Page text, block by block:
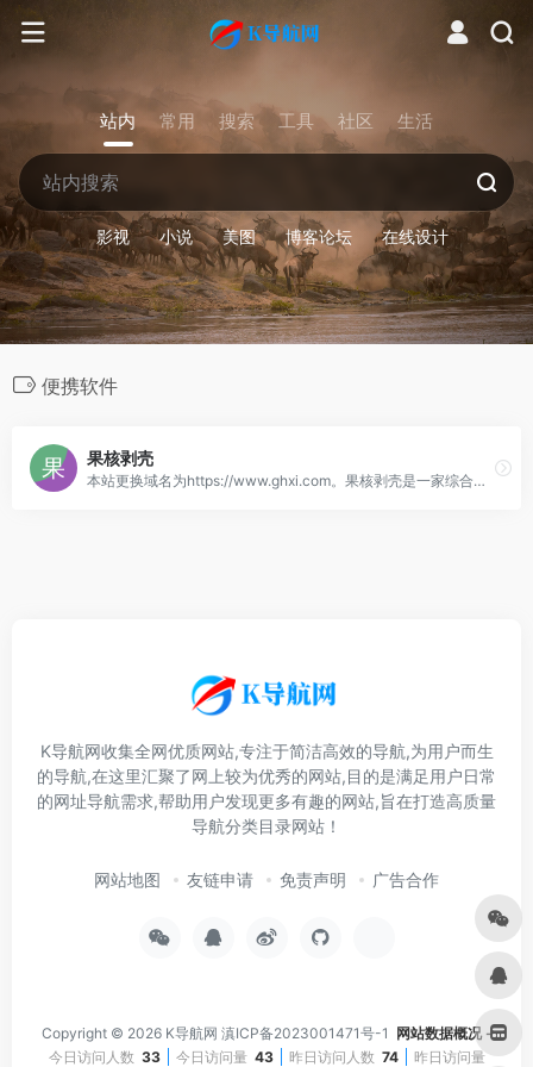
站内 常用 搜索 工具 社区 生活
影视 小说 美图 博客论坛 在线设计
便携软件
果核剥壳
本站更换域名为https://www.ghxi.com。果核剥壳是一家综合科技站点，看新闻，分享破解软件、绿色软件，Windows系统。守住互联网最后的一片净土。
K导航网收集全网优质网站,专注于简洁高效的导航,为用户而生
的导航,在这里汇聚了网上较为优秀的网站,目的是满足用户日常
的网址导航需求,帮助用户发现更多有趣的网站,旨在打造高质量
导航分类目录网站！
网站地图 友链申请 免责声明 广告合作
Copyright © 2026 K导航网 滇ICP备2023001471号-1 网站数据概况 -
今日访问人数 33 今日访问量 43 昨日访问人数 74 昨日访问量